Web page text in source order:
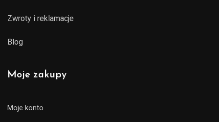
Zwroty i reklamacje
Blog
Moje zakupy
Moje konto